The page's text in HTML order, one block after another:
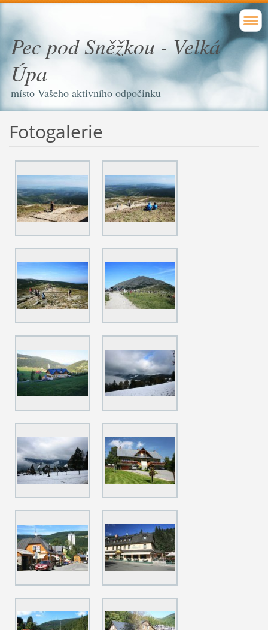
Pec pod Sněžkou - Velká
Úpa
místo Vašeho aktivního odpočinku
Fotogalerie